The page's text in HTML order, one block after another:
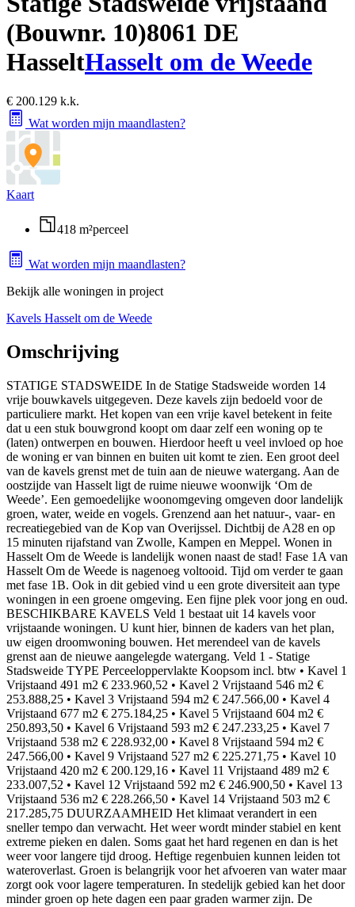
(Bouwnr. 10)8061 DE
HasseltHasselt om de Weede
€ 200.129 k.k.
Wat worden mijn maandlasten?
Kaart
418 m²perceel
Wat worden mijn maandlasten?
Bekijk alle woningen in project
Kavels Hasselt om de Weede
Omschrijving
STATIGE STADSWEIDE In de Statige Stadsweide worden 14
vrije bouwkavels uitgegeven. Deze kavels zijn bedoeld voor de
particuliere markt. Het kopen van een vrije kavel betekent in feite
dat u een stuk bouwgrond koopt om daar zelf een woning op te
(laten) ontwerpen en bouwen. Hierdoor heeft u veel invloed op hoe
de woning er van binnen en buiten uit komt te zien. Een groot deel
van de kavels grenst met de tuin aan de nieuwe watergang. Aan de
oostzijde van Hasselt ligt de ruime nieuwe woonwijk ‘Om de
Weede’. Een gemoedelijke woonomgeving omgeven door landelijk
groen, water, weide en vogels. Grenzend aan het natuur-, vaar- en
recreatiegebied van de Kop van Overijssel. Dichtbij de A28 en op
15 minuten rijafstand van Zwolle, Kampen en Meppel. Wonen in
Hasselt Om de Weede is landelijk wonen naast de stad! Fase 1A van
Hasselt Om de Weede is nagenoeg voltooid. Tijd om verder te gaan
met fase 1B. Ook in dit gebied vind u een grote diversiteit aan type
woningen in een groene omgeving. Een fijne plek voor jong en oud.
BESCHIKBARE KAVELS Veld 1 bestaat uit 14 kavels voor
vrijstaande woningen. U kunt hier, binnen de kaders van het plan,
uw eigen droomwoning bouwen. Het merendeel van de kavels
grenst aan de nieuwe aangelegde watergang. Veld 1 - Statige
Stadsweide TYPE Perceeloppervlakte Koopsom incl. btw • Kavel 1
Vrijstaand 491 m2 € 233.960,52 • Kavel 2 Vrijstaand 546 m2 €
253.888,25 • Kavel 3 Vrijstaand 594 m2 € 247.566,00 • Kavel 4
Vrijstaand 677 m2 € 275.184,25 • Kavel 5 Vrijstaand 604 m2 €
250.893,50 • Kavel 6 Vrijstaand 593 m2 € 247.233,25 • Kavel 7
Vrijstaand 538 m2 € 228.932,00 • Kavel 8 Vrijstaand 594 m2 €
247.566,00 • Kavel 9 Vrijstaand 527 m2 € 225.271,75 • Kavel 10
Vrijstaand 420 m2 € 200.129,16 • Kavel 11 Vrijstaand 489 m2 €
233.007,52 • Kavel 12 Vrijstaand 592 m2 € 246.900,50 • Kavel 13
Vrijstaand 536 m2 € 228.266,50 • Kavel 14 Vrijstaand 503 m2 €
217.285,75 DUURZAAMHEID Het klimaat verandert in een
sneller tempo dan verwacht. Het weer wordt minder stabiel en kent
extreme pieken en dalen. Soms gaat het hard regenen en dan is het
weer voor langere tijd droog. Heftige regenbuien kunnen leiden tot
wateroverlast. Groen is belangrijk voor het afvoeren van water maar
zorgt ook voor lagere temperaturen. In stedelijk gebied kan het door
minder groen op hete dagen een paar graden warmer zijn. De